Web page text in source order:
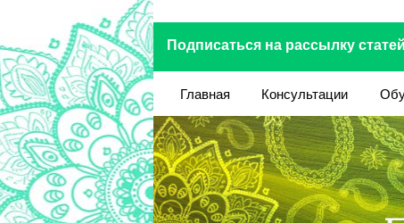
Подписаться на рассылку
Главная Консультации